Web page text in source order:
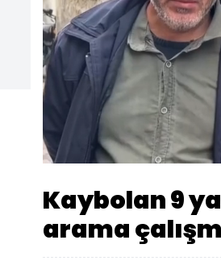
Sesi
Aç
Kaybolan 9
arama